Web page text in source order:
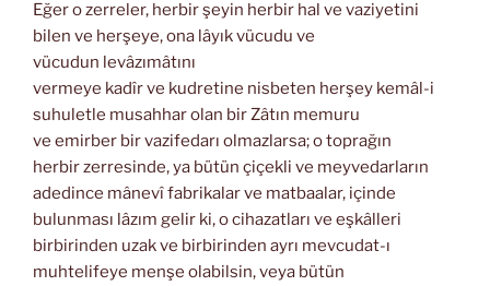
Eğer o zerreler, herbir şeyin herbir hal ve vaziyetini
bilen ve herşeye, ona lâyık vücudu ve
vücudun levâzımâtını
vermeye kadîr ve kudretine nisbeten herşey kemâl-i
suhuletle musahhar olan bir Zâtın memuru
ve emirber bir vazifedarı olmazlarsa; o toprağın
herbir zerresinde, ya bütün çiçekli ve meyvedarların
adedince mânevî fabrikalar ve matbaalar, içinde
bulunması lâzım gelir ki, o cihazatları ve eşkâlleri
birbirinden uzak ve birbirinden ayrı mevcudat-ı
muhtelifeye menşe olabilsin, veya bütün